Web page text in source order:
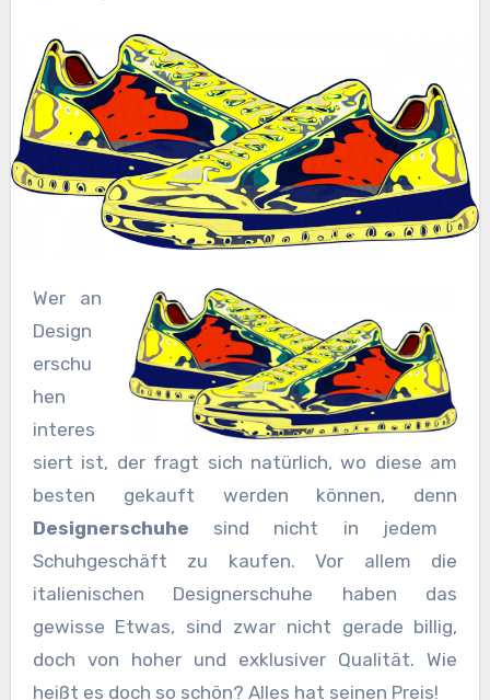
Wer an
Design
erschu
hen
interes
siert ist, der fragt sich natürlich, wo diese am
besten gekauft werden können, denn
Designerschuhe sind nicht in jedem
Schuhgeschäft zu kaufen. Vor allem die
italienischen Designerschuhe haben das
gewisse Etwas, sind zwar nicht gerade billig,
doch von hoher und exklusiver Qualität. Wie
heißt es doch so schön? Alles hat seinen Preis!